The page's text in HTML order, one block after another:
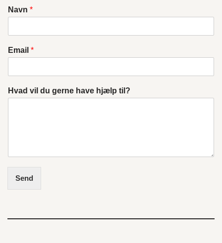
Navn *
Email *
Hvad vil du gerne have hjælp til?
Send